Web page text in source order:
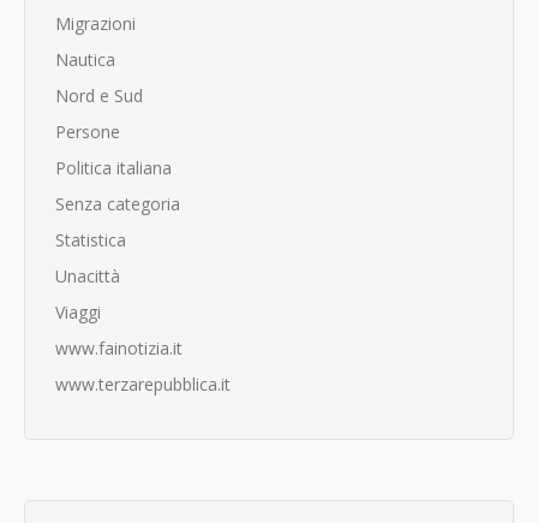
Migrazioni
Nautica
Nord e Sud
Persone
Politica italiana
Senza categoria
Statistica
Unacittà
Viaggi
www.fainotizia.it
www.terzarepubblica.it